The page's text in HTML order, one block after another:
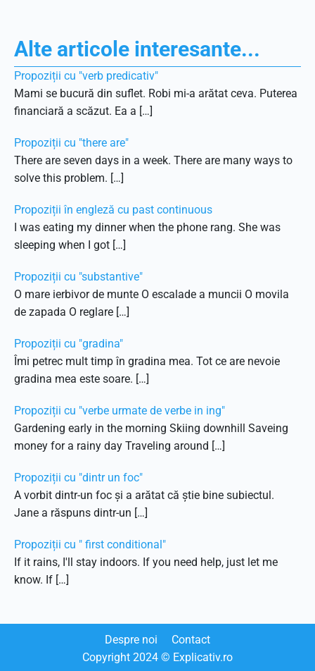
Alte articole interesante...
Propoziții cu "verb predicativ"
Mami se bucură din suflet. Robi mi-a arătat ceva. Puterea
financiară a scăzut. Ea a […]
Propoziții cu "there are"
There are seven days in a week. There are many ways to
solve this problem. […]
Propoziții în engleză cu past continuous
I was eating my dinner when the phone rang. She was
sleeping when I got […]
Propoziții cu "substantive"
O mare ierbivor de munte O escalade a muncii O movila
de zapada O reglare […]
Propoziții cu "gradina"
Îmi petrec mult timp în gradina mea. Tot ce are nevoie
gradina mea este soare. […]
Propoziții cu "verbe urmate de verbe in ing"
Gardening early in the morning Skiing downhill Saveing
money for a rainy day Traveling around […]
Propoziții cu "dintr un foc"
A vorbit dintr-un foc și a arătat că știe bine subiectul.
Jane a răspuns dintr-un […]
Propoziții cu " first conditional"
If it rains, I'll stay indoors. If you need help, just let me
know. If […]
Despre noi
Contact
Copyright 2024 © Explicativ.ro